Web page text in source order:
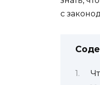
с